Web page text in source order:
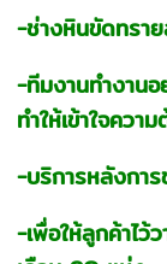
-ช่างหินขัดทรา
-ทีมงานทำงาน
ทำให้เข้าใจควา
-บริการหลังกา
-เพื่อให้ลูกค้าไว้